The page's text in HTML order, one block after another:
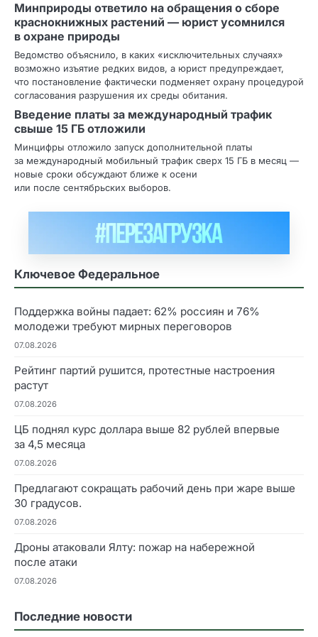
Минприроды ответило на обращения о сборе
краснокнижных растений — юрист усомнился
в охране природы
Ведомство объяснило, в каких «исключительных случаях»
возможно изъятие редких видов, а юрист предупреждает,
что постановление фактически подменяет охрану процедурой
согласования разрушения их среды обитания.
Введение платы за международный трафик
свыше 15 ГБ отложили
Минцифры отложило запуск дополнительной платы
за международный мобильный трафик сверх 15 ГБ в месяц —
новые сроки обсуждают ближе к осени
или после сентябрьских выборов.
Ключевое Федеральное
Поддержка войны падает: 62% россиян и 76%
молодежи требуют мирных переговоров
07.08.2026
Рейтинг партий рушится, протестные настроения
растут
07.08.2026
ЦБ поднял курс доллара выше 82 рублей впервые
за 4,5 месяца
07.08.2026
Предлагают сокращать рабочий день при жаре выше
30 градусов.
07.08.2026
Дроны атаковали Ялту: пожар на набережной
после атаки
07.08.2026
Последние новости